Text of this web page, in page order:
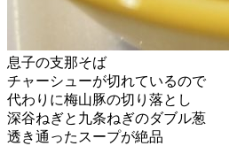
息子の支那そば
チャーシューが切れているので
代わりに梅山豚の切り落とし
深谷ねぎと九条ねぎのダブル葱
透き通ったスープが絶品